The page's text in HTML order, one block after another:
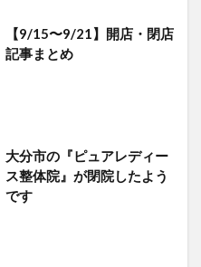
【9/15〜9/21】開店・閉店
記事まとめ
大分市の『ピュアレディー
ス整体院』が閉院したよう
です